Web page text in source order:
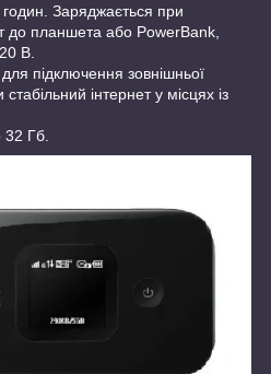
Заряджається при
до планшета або PowerBank,
В.
підключення зовнішньої
інтернет у місцях із
32 Гб.